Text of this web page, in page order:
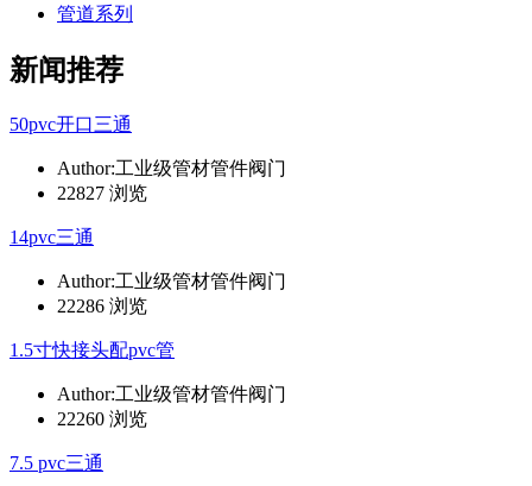
管道系列
新闻推荐
50pvc开口三通
Author:工业级管材管件阀门
22827 浏览
14pvc三通
Author:工业级管材管件阀门
22286 浏览
1.5寸快接头配pvc管
Author:工业级管材管件阀门
22260 浏览
7.5 pvc三通